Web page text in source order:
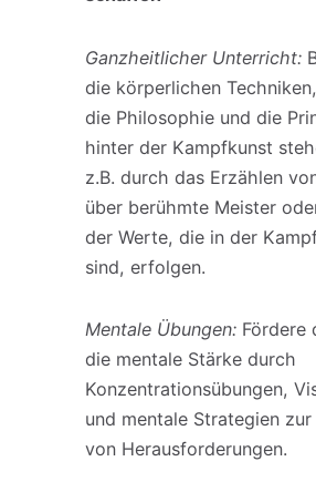
Ganzheitlicher Unterricht:
die körperlichen
die Philosophie und die
hinter der Kampfkunst
z.B. durch das Erzählen
über berühmte Meister
der Werte, die in der
sind, erfolgen.
Mentale Übungen: Fördere
die mentale Stärke durch
Konzentrationsübungen,
und mentale Strategien
von Herausforderungen.